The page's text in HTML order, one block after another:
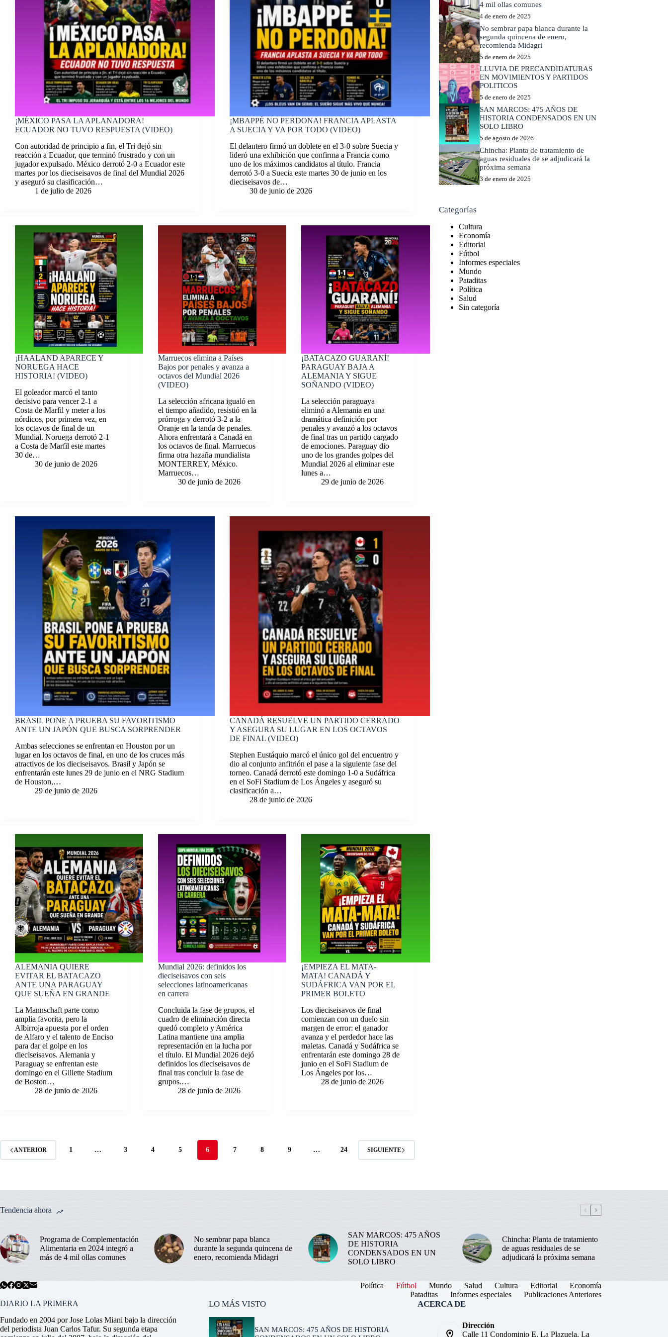
¡MÉXICO PASA LA APLANADORA!
ECUADOR NO TUVO RESPUESTA (VIDEO)
Con autoridad de principio a fin, el Tri dejó sin
reacción a Ecuador, que terminó frustrado y con un
jugador expulsado. México derrotó 2-0 a Ecuador este
martes por los dieciseisavos de final del Mundial 2026
y aseguró su clasificación…
1 de julio de 2026
¡MBAPPÉ NO PERDONA! FRANCIA APLASTA
A SUECIA Y VA POR TODO (VIDEO)
El delantero firmó un doblete en el 3-0 sobre Suecia y
lideró una exhibición que confirma a Francia como
uno de los máximos candidatos al título. Francia
derrotó 3-0 a Suecia este martes 30 de junio en los
dieciseisavos de…
30 de junio de 2026
¡HAALAND APARECE Y
NORUEGA HACE
HISTORIA! (VIDEO)
El goleador marcó el tanto
decisivo para vencer 2-1 a
Costa de Marfil y meter a los
nórdicos, por primera vez, en
los octavos de final de un
Mundial. Noruega derrotó 2-1
a Costa de Marfil este martes
30 de…
30 de junio de 2026
Marruecos elimina a Países
Bajos por penales y avanza a
octavos del Mundial 2026
(VIDEO)
La selección africana igualó en
el tiempo añadido, resistió en la
prórroga y derrotó 3-2 a la
Oranje en la tanda de penales.
Ahora enfrentará a Canadá en
los octavos de final. Marruecos
firma otra hazaña mundialista
MONTERREY, México.
Marruecos…
30 de junio de 2026
¡BATACAZO GUARANÍ!
PARAGUAY BAJA A
ALEMANIA Y SIGUE
SOÑANDO (VIDEO)
La selección paraguaya
eliminó a Alemania en una
dramática definición por
penales y avanzó a los octavos
de final tras un partido cargado
de emociones. Paraguay dio
uno de los grandes golpes del
Mundial 2026 al eliminar este
lunes a…
29 de junio de 2026
BRASIL PONE A PRUEBA SU FAVORITISMO
ANTE UN JAPÓN QUE BUSCA SORPRENDER
Ambas selecciones se enfrentan en Houston por un
lugar en los octavos de final, en uno de los cruces más
atractivos de los dieciseisavos. Brasil y Japón se
enfrentarán este lunes 29 de junio en el NRG Stadium
de Houston,…
29 de junio de 2026
CANADÁ RESUELVE UN PARTIDO CERRADO
Y ASEGURA SU LUGAR EN LOS OCTAVOS
DE FINAL (VIDEO)
Stephen Eustáquio marcó el único gol del encuentro y
dio al conjunto anfitrión el pase a la siguiente fase del
torneo. Canadá derrotó este domingo 1-0 a Sudáfrica
en el SoFi Stadium de Los Ángeles y aseguró su
clasificación a…
28 de junio de 2026
ALEMANIA QUIERE
EVITAR EL BATACAZO
ANTE UNA PARAGUAY
QUE SUEÑA EN GRANDE
La Mannschaft parte como
amplia favorita, pero la
Albirroja apuesta por el orden
de Alfaro y el talento de Enciso
para dar el golpe en los
dieciseisavos. Alemania y
Paraguay se enfrentan este
domingo en el Gillette Stadium
de Boston…
28 de junio de 2026
Mundial 2026: definidos los
dieciseisavos con seis
selecciones latinoamericanas
en carrera
Concluida la fase de grupos, el
cuadro de eliminación directa
quedó completo y América
Latina mantiene una amplia
representación en la lucha por
el título. El Mundial 2026 dejó
definidos los dieciseisavos de
final tras concluir la fase de
grupos.…
28 de junio de 2026
¡EMPIEZA EL MATA-
MATA! CANADÁ Y
SUDÁFRICA VAN POR EL
PRIMER BOLETO
Los dieciseisavos de final
comienzan con un duelo sin
margen de error: el ganador
avanza y el perdedor hace las
maletas. Canadá y Sudáfrica se
enfrentarán este domingo 28 de
junio en el SoFi Stadium de
Los Ángeles por los…
28 de junio de 2026
ANTERIOR 1 … 3 4 5 6 7 8 9 … 24 SIGUIENTE
4 mil ollas comunes
4 de enero de 2025
No sembrar papa blanca durante la
segunda quincena de enero,
recomienda Midagri
5 de enero de 2025
LLUVIA DE PRECANDIDATURAS
EN MOVIMIENTOS Y PARTIDOS
POLITICOS
5 de enero de 2025
SAN MARCOS: 475 AÑOS DE
HISTORIA CONDENSADOS EN UN
SOLO LIBRO
5 de agosto de 2026
Chincha: Planta de tratamiento de
aguas residuales de se adjudicará la
próxima semana
3 de enero de 2025
Categorías
Cultura
Economía
Editorial
Fútbol
Informes especiales
Mundo
Pataditas
Política
Salud
Sin categoría
Tendencia ahora
Programa de Complementación
Alimentaria en 2024 integró a
más de 4 mil ollas comunes
No sembrar papa blanca
durante la segunda quincena de
enero, recomienda Midagri
SAN MARCOS: 475 AÑOS
DE HISTORIA
CONDENSADOS EN UN
SOLO LIBRO
Chincha: Planta de tratamiento
de aguas residuales de se
adjudicará la próxima semana
Política Fútbol Mundo Salud Cultura Editorial
Economía
Pataditas
Informes especiales
Publicaciones Anteriores
DIARIO LA PRIMERA
Fundado en 2004 por Jose Lolas Miani bajo la dirección
del periodista Juan Carlos Tafur. Su segunda etapa
LO MÁS VISTO
SAN MARCOS: 475 AÑOS DE HISTORIA
ACERCA DE
Dirección
Calle 11 Condominio E, La Plazuela, La